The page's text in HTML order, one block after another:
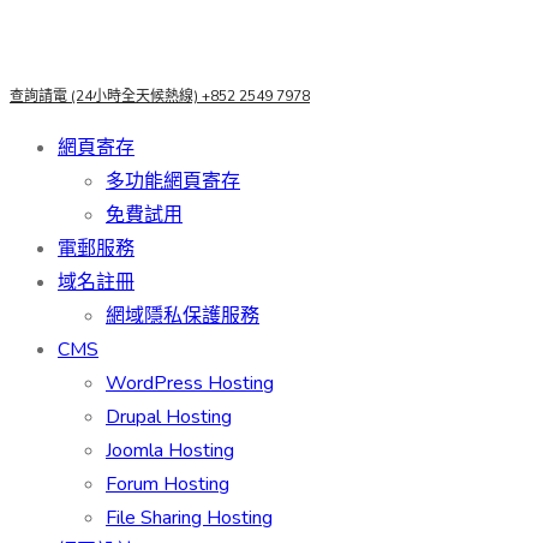
查詢請電 (24小時全天候熱線) +852 2549 7978
網頁寄存
多功能網頁寄存
免費試用
電郵服務
域名註冊
網域隱私保護服務
CMS
WordPress Hosting
Drupal Hosting
Joomla Hosting
Forum Hosting
File Sharing Hosting